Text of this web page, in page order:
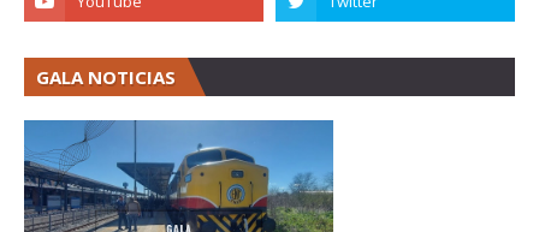
GALA NOTICIAS